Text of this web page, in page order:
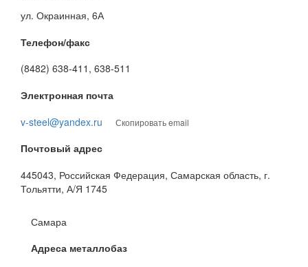
ул. Окраинная, 6А
Телефон/факс
(8482) 638-411, 638-511
Электронная почта
v-steel@yandex.ru
Скопировать email
Почтовый адрес
445043, Российская Федерация, Самарская область, г.
Тольятти, А/Я 1745
Самара
Адреса металлобаз